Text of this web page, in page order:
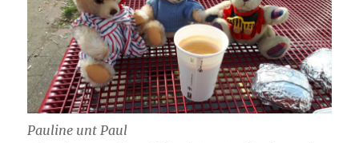
Pauline unt Paul